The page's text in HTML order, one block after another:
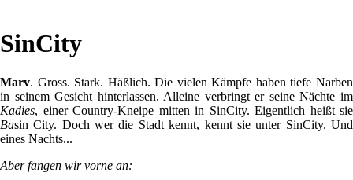
SinCity
Marv. Gross. Stark. Häßlich. Die vielen Kämpfe haben tiefe Narben
in seinem Gesicht hinterlassen. Alleine verbringt er seine Nächte im
Kadies, einer Country-Kneipe mitten in SinCity. Eigentlich heißt sie
Basin City. Doch wer die Stadt kennt, kennt sie unter SinCity. Und
eines Nachts...
Aber fangen wir vorne an: